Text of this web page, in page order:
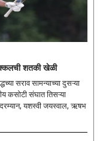
शतकी खेळी
सराव सामन्याच्या दुसऱ्या
कसोटी संघात तिसऱ्या
यशस्वी जयस्वाल, ऋषभ